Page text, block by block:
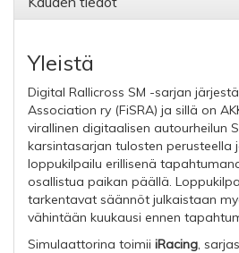
Yleistä
Digital Rallicross SM -sarjan
Association ry (FiSRA) ja sillä on
virallinen digitaalisen autourheilun
karsintasarjan tulosten perusteella
loppukilpailu erillisenä
osallistua paikan päällä.
tarkentavat säännöt julkaistaan
vähintään kuukausi ennen
Simulaattorina toimii iRacing, s